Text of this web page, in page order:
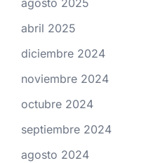
agosto 2025
abril 2025
diciembre 2024
noviembre 2024
octubre 2024
septiembre 2024
agosto 2024